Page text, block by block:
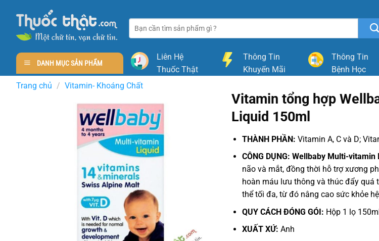
content
kiếm:
DANH MỤC SẢN PHẨM
Liên Hệ
Thuốc Thật
Thông Tin
Khuyến Mãi
Thông Tin
Bệnh Học
Trang chủ / Vitamin- Khoáng Chất
Vitamin tổng hợp
Liquid 150ml
THÀNH PHẦN: Vitamin A, C và D;
CÔNG DỤNG: Wellbaby Multi-vitamin
não và mắt, đồng thời hỗ trợ xương
hoàn máu lưu thông và thúc đẩy quá
thể tối đa, từ đó nâng cao sức khỏe
QUY CÁCH ĐÓNG GÓI: Hộp 1 lọ
XUẤT XỨ: Anh